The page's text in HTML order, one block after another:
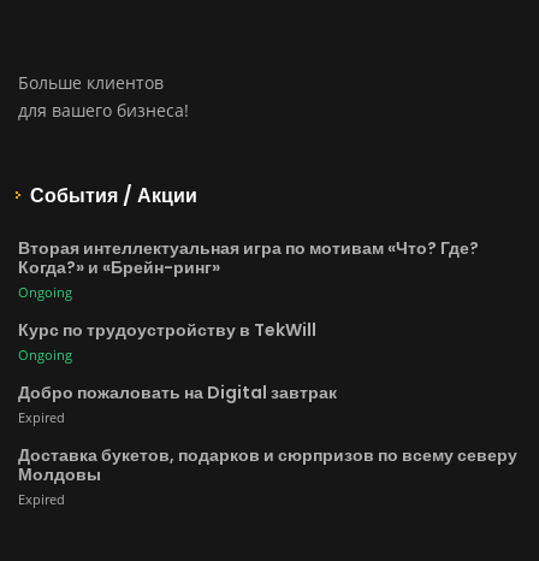
Больше клиентов
для вашего бизнеса!
События / Акции
Вторая интеллектуальная игра по мотивам «Что? Где?
Когда?» и «Брейн-ринг»
Ongoing
Курс по трудоустройству в TekWill
Ongoing
Добро пожаловать на Digital завтрак
Expired
Доставка букетов, подарков и сюрпризов по всему северу
Молдовы
Expired